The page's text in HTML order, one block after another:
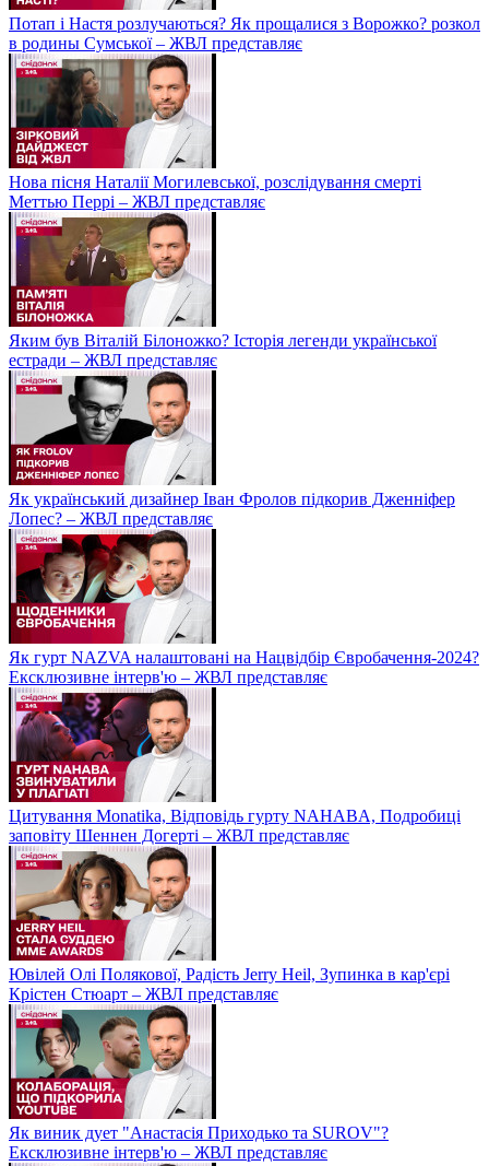
Потап і Настя розлучаються? Як прощалися з Ворожко? розкол
в родины Сумської – ЖВЛ представляє
Нова пісня Наталії Могилевської, розслідування смерті
Меттью Перрі – ЖВЛ представляє
Яким був Віталій Білоножко? Історія легенди української
естради – ЖВЛ представляє
Як український дизайнер Іван Фролов підкорив Дженніфер
Лопес? – ЖВЛ представляє
Як гурт NAZVA налаштовані на Нацвідбір Євробачення-2024?
Ексклюзивне інтерв'ю – ЖВЛ представляє
Цитування Monatikа, Відповідь гурту NAHABA, Подробиці
заповіту Шеннен Догерті – ЖВЛ представляє
Ювілей Олі Полякової, Радість Jerry Heil, Зупинка в кар'єрі
Крістен Стюарт – ЖВЛ представляє
Як виник дует "Анастасія Приходько та SUROV"?
Ексклюзивне інтерв'ю – ЖВЛ представляє